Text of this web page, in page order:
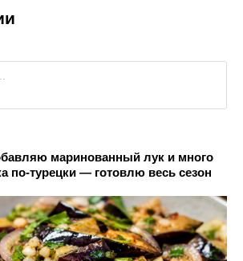
маринованный лук и много
по-турецки — готовлю весь сезон